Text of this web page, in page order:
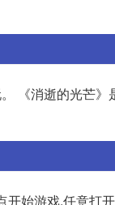
《消逝的光芒
始游戏,任意打